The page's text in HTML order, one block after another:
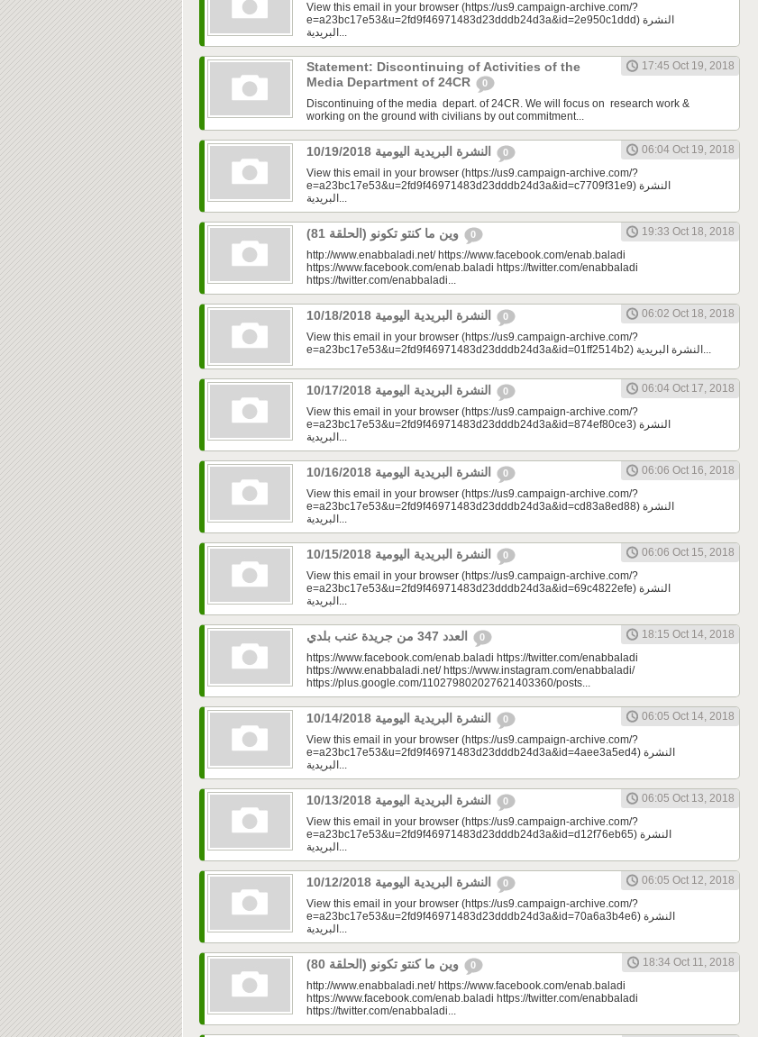
View this email in your browser (https://us9.campaign-archive.com/?
e=a23bc17e53&u=2fd9f46971483d23dddb24d3a&id=2e950c1ddd) النشرة
البريدية...
Statement: Discontinuing of Activities of the
Media Department of 24CR
0
17:45 Oct 19, 2018
Discontinuing of the media depart. of 24CR. We will focus on research work &
working on the ground with civilians by out commitment...
0
06:04 Oct 19, 2018
View this email in your browser (https://us9.campaign-archive.com/?
e=a23bc17e53&u=2fd9f46971483d23dddb24d3a&id=c7709f31e9) النشرة
البريدية...
0
19:33 Oct 18, 2018
http://www.enabbaladi.net/ https://www.facebook.com/enab.baladi
https://www.facebook.com/enab.baladi https://twitter.com/enabbaladi
https://twitter.com/enabbaladi...
0
06:02 Oct 18, 2018
View this email in your browser (https://us9.campaign-archive.com/?
e=a23bc17e53&u=2fd9f46971483d23dddb24d3a&id=01ff2514b2) النشرة البريدية...
0
06:04 Oct 17, 2018
View this email in your browser (https://us9.campaign-archive.com/?
e=a23bc17e53&u=2fd9f46971483d23dddb24d3a&id=874ef80ce3) النشرة
البريدية...
0
06:06 Oct 16, 2018
View this email in your browser (https://us9.campaign-archive.com/?
e=a23bc17e53&u=2fd9f46971483d23dddb24d3a&id=cd83a8ed88) النشرة
البريدية...
0
06:06 Oct 15, 2018
View this email in your browser (https://us9.campaign-archive.com/?
e=a23bc17e53&u=2fd9f46971483d23dddb24d3a&id=69c4822efe) النشرة
البريدية...
0
18:15 Oct 14, 2018
https://www.facebook.com/enab.baladi https://twitter.com/enabbaladi
https://www.enabbaladi.net/ https://www.instagram.com/enabbaladi/
https://plus.google.com/110279802027621403360/posts...
0
06:05 Oct 14, 2018
View this email in your browser (https://us9.campaign-archive.com/?
e=a23bc17e53&u=2fd9f46971483d23dddb24d3a&id=4aee3a5ed4) النشرة
البريدية...
0
06:05 Oct 13, 2018
View this email in your browser (https://us9.campaign-archive.com/?
e=a23bc17e53&u=2fd9f46971483d23dddb24d3a&id=d12f76eb65) النشرة
البريدية...
0
06:05 Oct 12, 2018
View this email in your browser (https://us9.campaign-archive.com/?
e=a23bc17e53&u=2fd9f46971483d23dddb24d3a&id=70a6a3b4e6) النشرة
البريدية...
0
18:34 Oct 11, 2018
http://www.enabbaladi.net/ https://www.facebook.com/enab.baladi
https://www.facebook.com/enab.baladi https://twitter.com/enabbaladi
https://twitter.com/enabbaladi...